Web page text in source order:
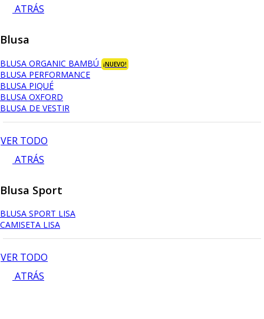
ATRÁS
Blusa
BLUSA ORGANIC BAMBÚ ¡NUEVO!
BLUSA PERFORMANCE
BLUSA PIQUÉ
BLUSA OXFORD
BLUSA DE VESTIR
VER TODO
ATRÁS
Blusa Sport
BLUSA SPORT LISA
CAMISETA LISA
VER TODO
ATRÁS